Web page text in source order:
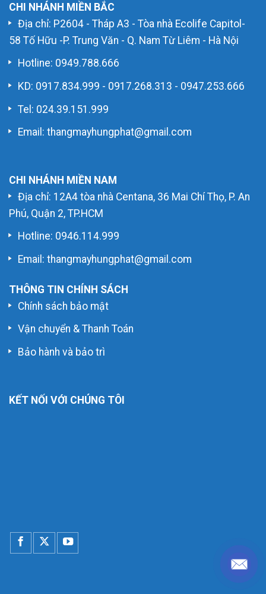
CHI NHÁNH MIỀN BẮC
Địa chỉ: P2604 - Tháp A3 - Tòa nhà Ecolife Capitol-
58 Tố Hữu -P. Trung Văn - Q. Nam Từ Liêm - Hà Nội
Hotline: 0949.788.666
KD: 0917.834.999 - 0917.268.313 - 0947.253.666
Tel: 024.39.151.999
Email: thangmayhungphat@gmail.com
CHI NHÁNH MIỀN NAM
Địa chỉ: 12A4 tòa nhà Centana, 36 Mai Chí Thọ, P. An
Phú, Quận 2, TP.HCM
Hotline: 0946.114.999
Email: thangmayhungphat@gmail.com
THÔNG TIN CHÍNH SÁCH
Chính sách bảo mật
Vận chuyển & Thanh Toán
Bảo hành và bảo trì
KẾT NỐI VỚI CHÚNG TÔI